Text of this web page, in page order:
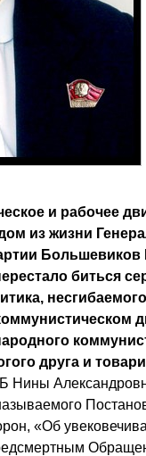
и рабочее
из жизни
биться
друга и
Нины
«Об